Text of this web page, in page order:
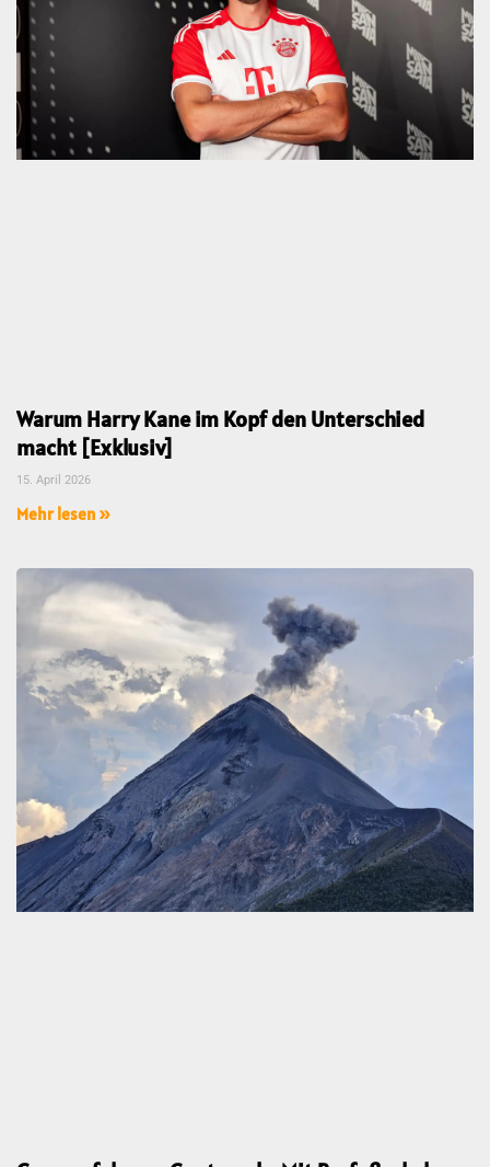
Warum Harry Kane im Kopf den Unterschied
macht [Exklusiv]
15. April 2026
Mehr lesen »